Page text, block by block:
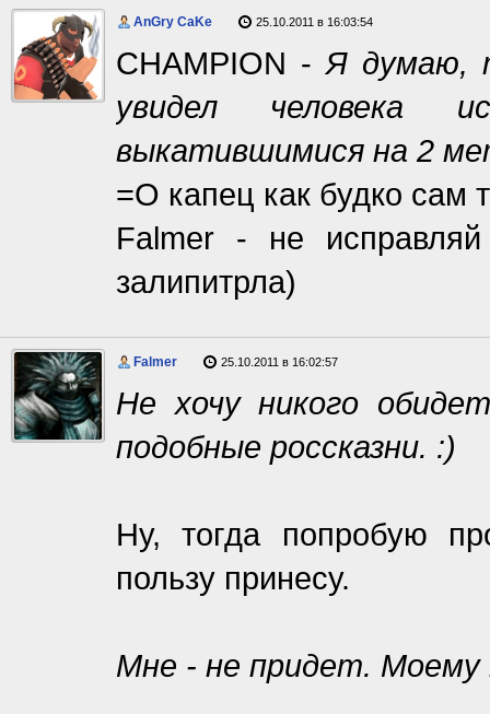
AnGry CaKe 25.10.2011 в 16:03:54
CHAMPION - Я думаю,
увидел человека
выкатившимися на 2
=О капец как будко сам
Falmer - не
залипитрла)
Falmer 25.10.2011 в 16:02:57
Не хочу никого
подобные россказни. :)
Ну, тогда попробую
пользу принесу.
Мне - не придет. Моему